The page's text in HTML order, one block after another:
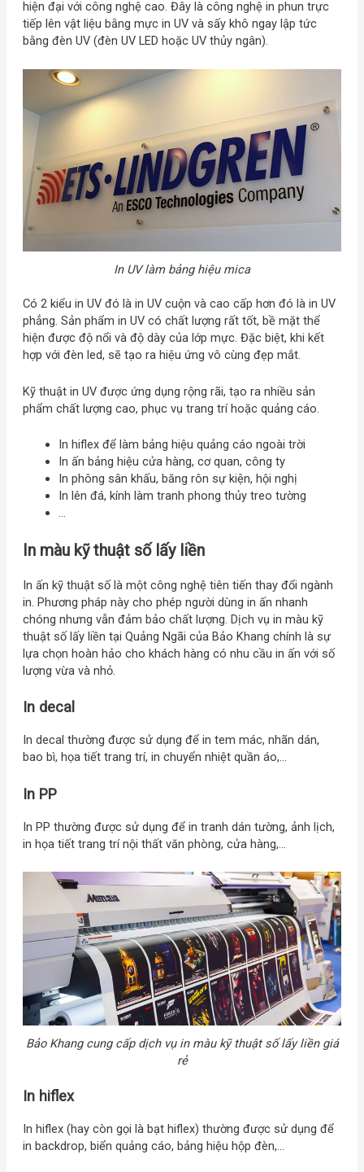
hiện đại với công nghệ cao. Đây là công nghệ in phun trực
tiếp lên vật liệu bằng mực in UV và sấy khô ngay lập tức
bằng đèn UV (đèn UV LED hoặc UV thủy ngân).
In UV làm bảng hiệu mica
Có 2 kiểu in UV đó là in UV cuộn và cao cấp hơn đó là in UV
phẳng. Sản phẩm in UV có chất lượng rất tốt, bề mặt thể
hiện được độ nổi và độ dày của lớp mực. Đặc biệt, khi kết
hợp với đèn led, sẽ tạo ra hiệu ứng vô cùng đẹp mắt.
Kỹ thuật in UV được ứng dụng rộng rãi, tạo ra nhiều sản
phẩm chất lượng cao, phục vụ trang trí hoặc quảng cáo.
In hiflex để làm bảng hiệu quảng cáo ngoài trời
In ấn bảng hiệu cửa hàng, cơ quan, công ty
In phông sân khấu, băng rôn sự kiện, hội nghị
In lên đá, kính làm tranh phong thủy treo tường
…
In màu kỹ thuật số lấy liền
In ấn kỹ thuật số là một công nghệ tiên tiến thay đổi ngành
in. Phương pháp này cho phép người dùng in ấn nhanh
chóng nhưng vẫn đảm bảo chất lượng. Dịch vụ in màu kỹ
thuật số lấy liền tại Quảng Ngãi của Bảo Khang chính là sự
lựa chọn hoàn hảo cho khách hàng có nhu cầu in ấn với số
lượng vừa và nhỏ.
In decal
In decal thường được sử dụng để in tem mác, nhãn dán,
bao bì, họa tiết trang trí, in chuyển nhiệt quần áo,…
In PP
In PP thường được sử dụng để in tranh dán tường, ảnh lịch,
in họa tiết trang trí nội thất văn phòng, cửa hàng,…
Bảo Khang cung cấp dịch vụ in màu kỹ thuật số lấy liền giá
rẻ
In hiflex
In hiflex (hay còn gọi là bạt hiflex) thường được sử dụng để
in backdrop, biển quảng cáo, bảng hiệu hộp đèn,…